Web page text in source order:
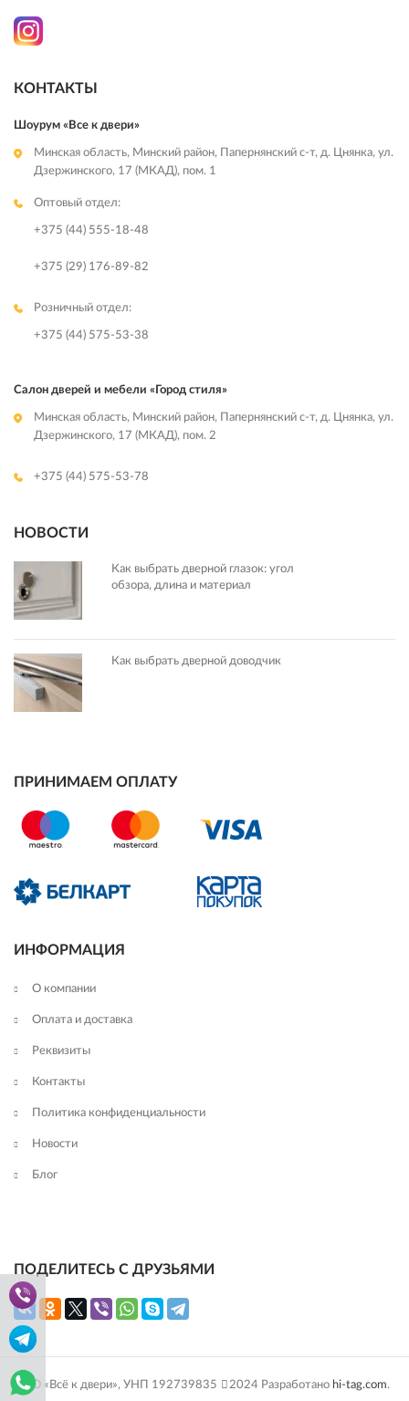
КОНТАКТЫ
Шоурум «Все к двери»
Минская область, Минский район, Папернянский с-т, д. Цнянка, ул.
Дзержинского, 17 (МКАД), пом. 1
Оптовый отдел:
+375 (44) 555-18-48
+375 (29) 176-89-82
Розничный отдел:
+375 (44) 575-53-38
Салон дверей и мебели «Город стиля»
Минская область, Минский район, Папернянский с-т, д. Цнянка, ул.
Дзержинского, 17 (МКАД), пом. 2
+375 (44) 575-53-78
НОВОСТИ
Как выбрать дверной глазок: угол
обзора, длина и материал
Как выбрать дверной доводчик
ПРИНИМАЕМ ОПЛАТУ
ИНФОРМАЦИЯ
О компании
Оплата и доставка
Реквизиты
Контакты
Политика конфиденциальности
Новости
Блог
ПОДЕЛИТЕСЬ С ДРУЗЬЯМИ
ООО «Всё к двери», УНП 192739835 2024 Разработано hi-tag.com.